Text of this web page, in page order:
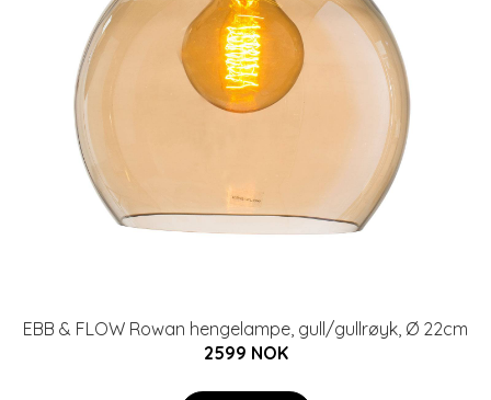
EBB & FLOW Rowan hengelampe, gull/gullrøyk, Ø 22cm
2599 NOK